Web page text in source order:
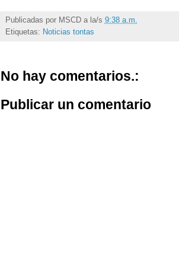
Publicadas por MSCD a la/s 9:38 a.m.
Etiquetas: Noticias tontas
No hay comentarios.:
Publicar un comentario